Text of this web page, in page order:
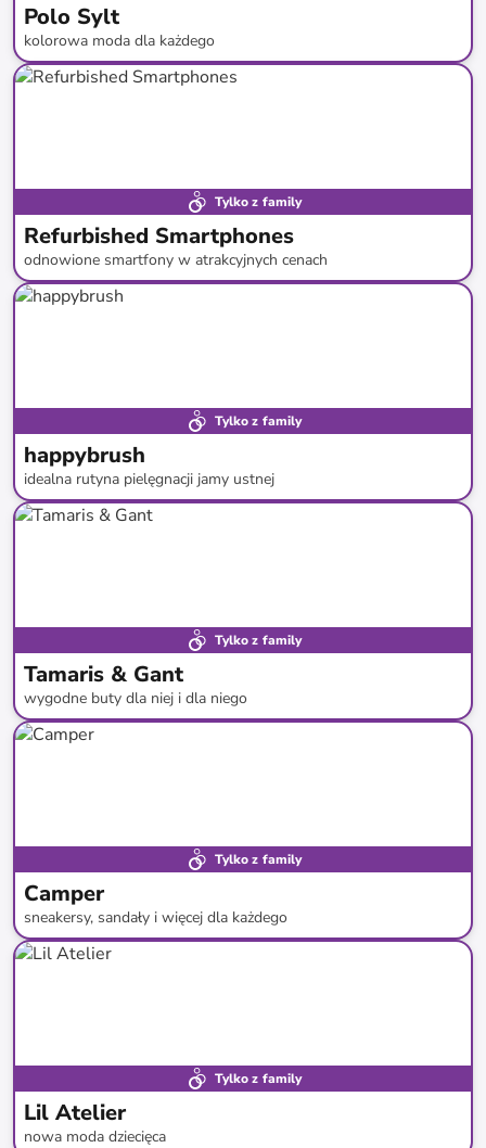
Polo Sylt
kolorowa moda dla każdego
do-68%*
Tylko z family
Refurbished Smartphones
odnowione smartfony w atrakcyjnych cenach
do-67%*
Tylko z family
happybrush
idealna rutyna pielęgnacji jamy ustnej
do-44%*
Tylko z family
Tamaris & Gant
wygodne buty dla niej i dla niego
do-49%*
Tylko z family
Camper
sneakersy, sandały i więcej dla każdego
do-71%*
Tylko z family
Lil Atelier
nowa moda dziecięca